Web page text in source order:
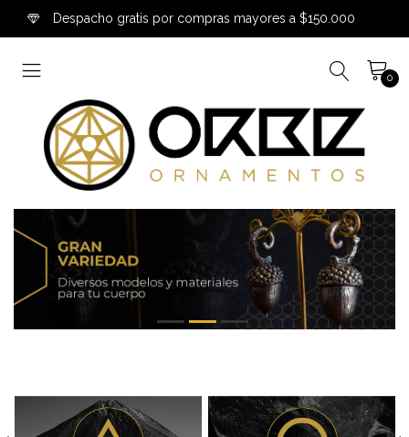
Despacho gratis por compras mayores a $150.000
0